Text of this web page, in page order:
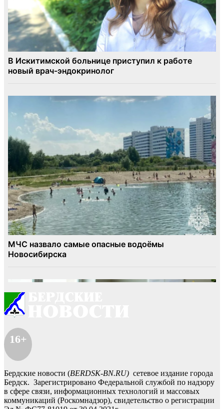
16+
Бердские новости (BERDSK-BN.RU) сетевое издание города
Бердск. Зарегистрировано Федеральной службой по надзору
в сфере связи, информационных технологий и массовых
коммуникаций (Роскомнадзор), свидетельство о регистрации